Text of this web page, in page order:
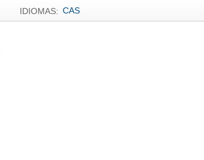
IDIOMAS: CAS